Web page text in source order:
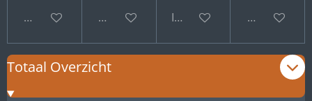
Bekijk details Bekijk details In winkelwagenBekijk
Totaal Overzicht